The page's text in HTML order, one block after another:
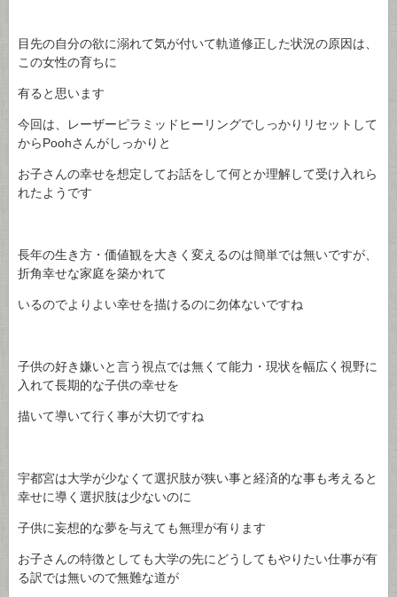
目先の自分の欲に溺れて気が付いて軌道修正した状況の原因は、
この女性の育ちに
有ると思います
今回は、レーザーピラミッドヒーリングでしっかりリセットして
からPoohさんがしっかりと
お子さんの幸せを想定してお話をして何とか理解して受け入れら
れたようです
長年の生き方・価値観を大きく変えるのは簡単では無いですが、
折角幸せな家庭を築かれて
いるのでよりよい幸せを描けるのに勿体ないですね
子供の好き嫌いと言う視点では無くて能力・現状を幅広く視野に
入れて長期的な子供の幸せを
描いて導いて行く事が大切ですね
宇都宮は大学が少なくて選択肢が狭い事と経済的な事も考えると
幸せに導く選択肢は少ないのに
子供に妄想的な夢を与えても無理が有ります
お子さんの特徴としても大学の先にどうしてもやりたい仕事が有
る訳では無いので無難な道が